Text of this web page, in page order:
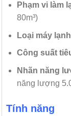
Phạm vi làm
80m³)
Loại máy
Công suất
Nhãn năng
năng lượng
Tính năng